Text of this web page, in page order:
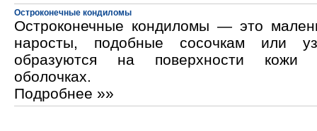
Остроконечные кондиломы
Остроконечные кондиломы — это
наросты, подобные сосочкам или
образуются на поверхности кожи
оболочках.
Подробнее »»